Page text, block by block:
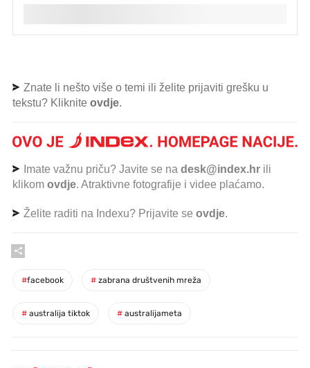
Znate li nešto više o temi ili želite prijaviti grešku u
tekstu? Kliknite ovdje.
Imate važnu priču? Javite se na desk@index.hr ili
klikom ovdje. Atraktivne fotografije i videe plaćamo.
Želite raditi na Indexu? Prijavite se ovdje.
#facebook # zabrana društvenih mreža
# australija tiktok # australijameta